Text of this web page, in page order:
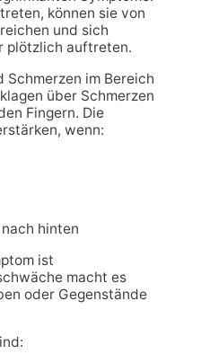
können sie von
und sich
plötzlich auftreten.
Schmerzen im Bereich
über Schmerzen
Fingern. Die
wenn:
hinten
ist
macht es
oder Gegenstände